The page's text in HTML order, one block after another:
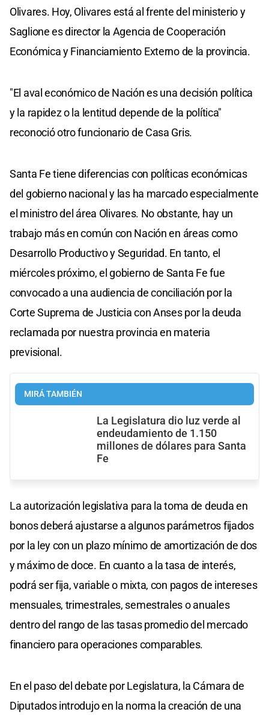
Olivares. Hoy, Olivares está al frente del ministerio y
Saglione es director la Agencia de Cooperación
Económica y Financiamiento Externo de la provincia.
"El aval económico de Nación es una decisión política
y la rapidez o la lentitud depende de la política"
reconoció otro funcionario de Casa Gris.
Santa Fe tiene diferencias con políticas económicas
del gobierno nacional y las ha marcado especialmente
el ministro del área Olivares. No obstante, hay un
trabajo más en común con Nación en áreas como
Desarrollo Productivo y Seguridad. En tanto, el
miércoles próximo, el gobierno de Santa Fe fue
convocado a una audiencia de conciliación por la
Corte Suprema de Justicia con Anses por la deuda
reclamada por nuestra provincia en materia
previsional.
MIRÁ TAMBIÉN
La Legislatura dio luz verde al
endeudamiento de 1.150
millones de dólares para Santa
Fe
La autorización legislativa para la toma de deuda en
bonos deberá ajustarse a algunos parámetros fijados
por la ley con un plazo mínimo de amortización de dos
y máximo de doce. En cuanto a la tasa de interés,
podrá ser fija, variable o mixta, con pagos de intereses
mensuales, trimestrales, semestrales o anuales
dentro del rango de las tasas promedio del mercado
financiero para operaciones comparables.
En el paso del debate por Legislatura, la Cámara de
Diputados introdujo en la norma la creación de una